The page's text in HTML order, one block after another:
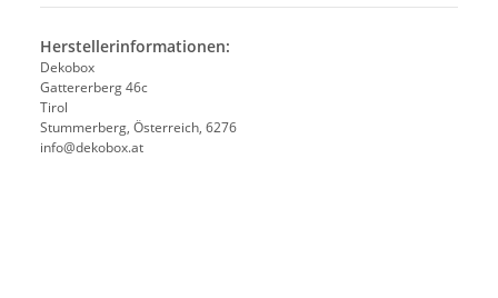
Herstellerinformationen:
Dekobox
Gattererberg 46c
Tirol
Stummerberg, Österreich, 6276
info@dekobox.at